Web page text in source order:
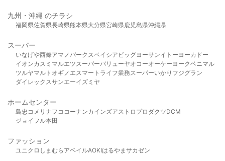
九州・沖縄 のチラシ
福岡県佐賀県長崎県熊本県大分県宮崎県鹿児島県沖縄県
スーパー
いなげや西條アマノパークスベイシア ビッグヨーサンイトーヨーカドー
イオンカスミ マルエツスーパーバリューヤオコーオーケー ヨークベニマル
ツルヤマルト オギノ エスマート ライフ業務スーパーいかり フジグラン
ダイレックスサンエーイズミヤ
ホームセンター
島忠 コメリ ナフコ コーナンカインズアストロプロダクツDCM
ジョイフル本田
ファッション
ユニクロ しまむら アベイルAOKIはるやま サカゼン